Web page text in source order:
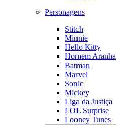
Personagens
Stitch
Minnie
Hello Kitty
Homem Aranha
Batman
Marvel
Sonic
Mickey
Liga da Justiça
LOL Surprise
Looney Tunes